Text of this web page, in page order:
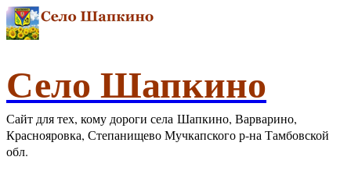
Село Шапкино
Сайт для тех, кому дороги села Шапкино, Варварино,
Краснояровка, Степанищево Мучкапского р-на Тамбовской
обл.